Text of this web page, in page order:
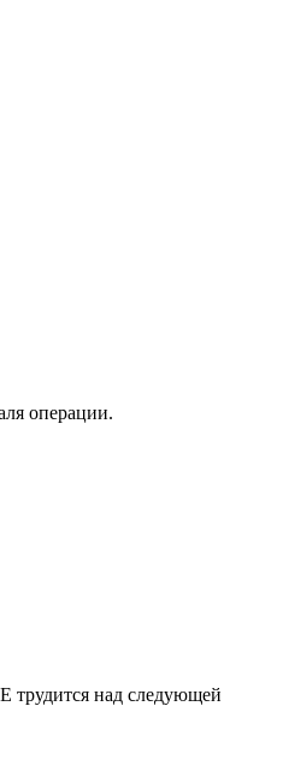
операции.
трудится над следующей